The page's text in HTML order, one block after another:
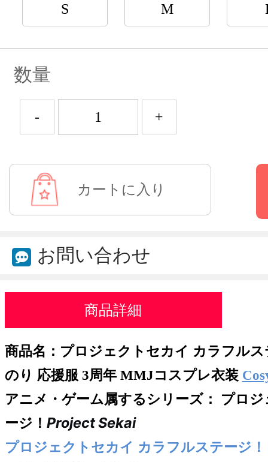
S M
数量
- +
お問い合わせ
商品詳細
商品名： プロジェクトセカイ カラフル
のり 応援服 3周年 MMJコスプレ衣装
アニメ・ゲーム属するシリーズ： プロ
ージ！ Project Sekai
プロジェクトセカイ カラフルステージ